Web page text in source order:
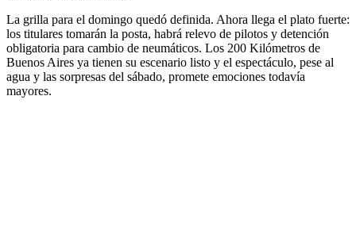
La grilla para el domingo quedó definida. Ahora llega el plato fuerte:
los titulares tomarán la posta, habrá relevo de pilotos y detención
obligatoria para cambio de neumáticos. Los 200 Kilómetros de
Buenos Aires ya tienen su escenario listo y el espectáculo, pese al
agua y las sorpresas del sábado, promete emociones todavía
mayores.